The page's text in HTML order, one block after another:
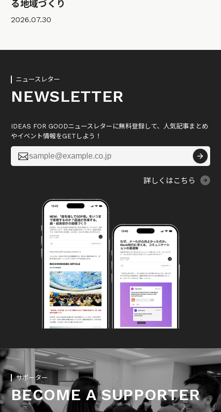
る地域づくり
2026.07.30
ニュースレター
NEWSLETTER
IDEAS FOR GOODニュースレターに無料登録して、人気記事まとめ
やイベント情報をGETしよう！

詳しくはこちら
サポーター
BECOME A SUPPORTER